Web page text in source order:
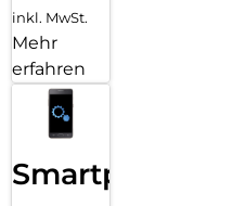
inkl. MwSt.
Mehr
erfahren
Smartphone